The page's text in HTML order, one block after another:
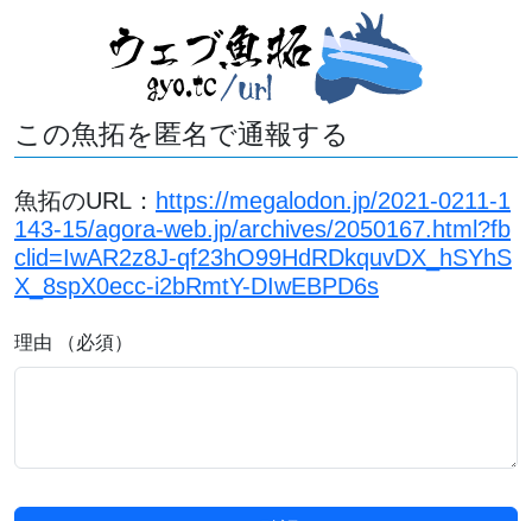
この魚拓を匿名で通報する
魚拓のURL： https://megalodon.jp/2021-0211-1
143-15/agora-web.jp/archives/2050167.html?fb
clid=IwAR2z8J-qf23hO99HdRDkquvDX_hSYhS
X_8spX0ecc-i2bRmtY-DIwEBPD6s
理由 （必須）